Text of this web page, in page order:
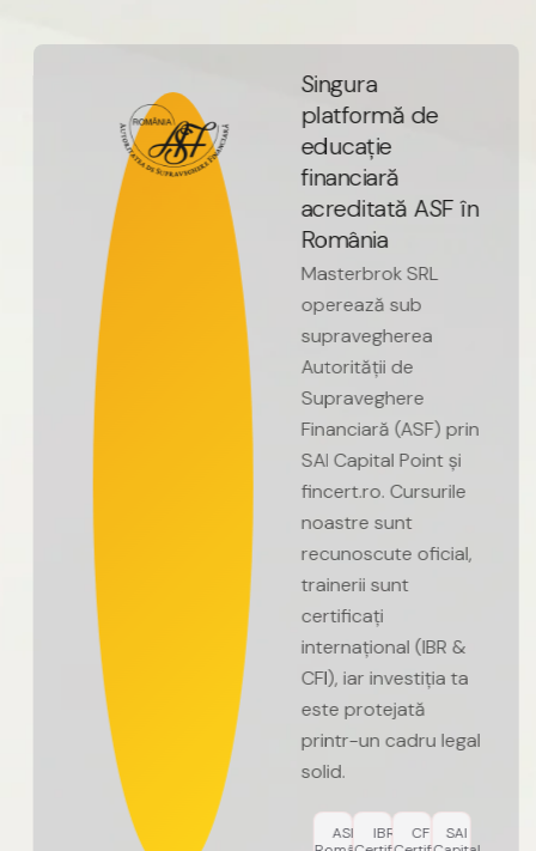
ngura
atformă d e
ducație
nanciară
creditată A SF în
omânia
MasterbrokSRL
opereazăsub
supravegherea
Autoritățiide
Supraveghere
Financiară(ASF)prin
SAI CapitalPointși
fincert.ro. Cursurile
noastresunt
recunoscuteoficial,
traineriisunt
certificați
internațional(IBR&
CFI),iarinvestițiata
esteprotejată
printr-uncadrulegal
solid.
ASF
IBR
CFI SAI